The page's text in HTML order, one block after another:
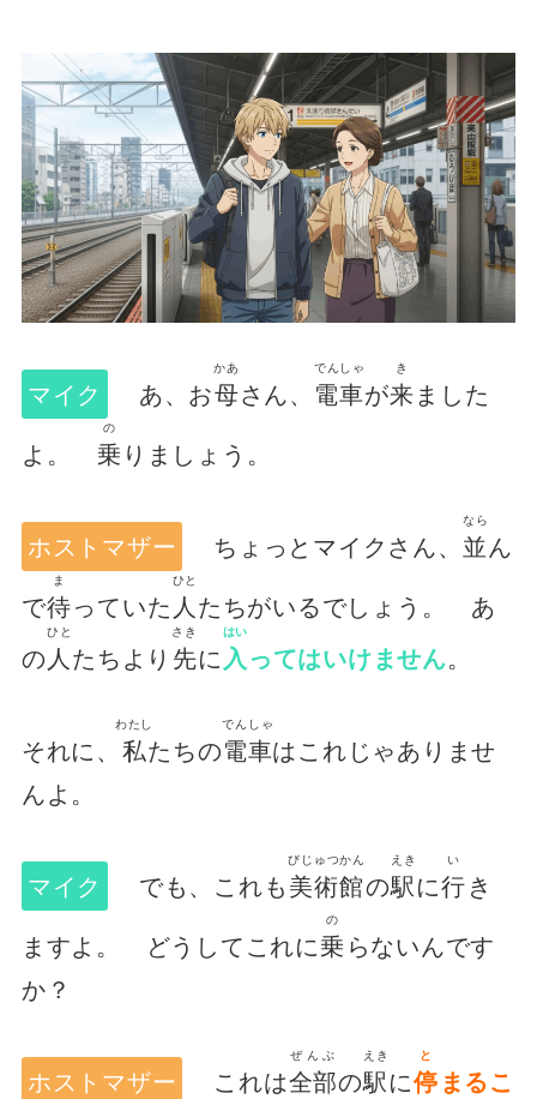
マイク あ、お母
かあ
さん、 電車
でんしゃ
が来
き
ました
よ。 乗
の
りましょう。
ホストマザー ちょっとマイクさん、 並
なら
ん
で待
ま
っていた 人
ひと
たちがいるでしょう。 あ
の 人
ひと
たちより 先
さき
に 入
はい
ってはいけません。
それに、 私
わたし
たちの電車
でんしゃ
はこれじゃありませ
んよ。
マイク でも、これも美術館
びじゅつかん
の駅
えき
に行
い
き
ますよ。 どうしてこれに乗
の
らないんです
か？
ホストマザー これは全部
ぜんぶ
の駅
えき
に停
と
まるこ